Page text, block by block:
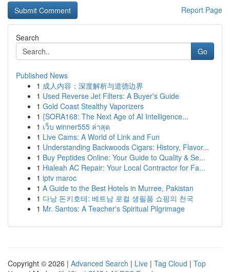
Report Page
Search
Go
Published News
1 成人内容：深度解析与道德边界
1 Used Reverse Jet Filters: A Buyer's Guide
1 Gold Coast Stealthy Vaporizers
1 {SORA168: The Next Age of AI Intelligence...
1 เว็บ winner555 ล่าสุด
1 Live Cams: A World of Link and Fun
1 Understanding Backwoods Cigars: History, Flavor...
1 Buy Peptides Online: Your Guide to Quality & Se...
1 Hialeah AC Repair: Your Local Contractor for Fa...
1 iptv maroc
1 A Guide to the Best Hotels in Murree, Pakistan
1 다낭 돈키호테: 베트남 로컬 생필품 쇼핑의 천국
1 Mr. Santos: A Teacher's Spiritual Pilgrimage
Copyright © 2026 | Advanced Search | Live | Tag Cloud | Top